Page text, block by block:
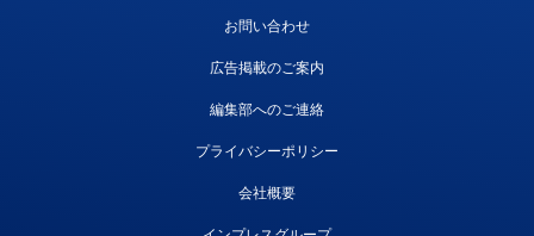
お問い合わせ
広告掲載のご案内
編集部へのご連絡
プライバシーポリシー
会社概要